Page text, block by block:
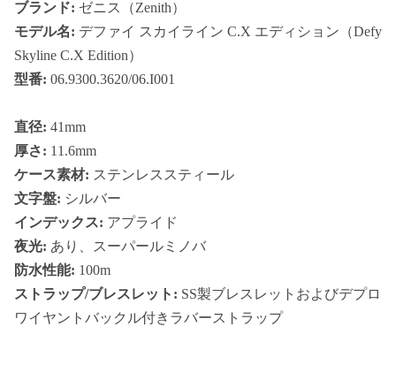
ブランド: ゼニス（Zenith）
モデル名: デファイ スカイライン C.X エディション（Defy
Skyline C.X Edition）
型番: 06.9300.3620/06.I001
直径: 41mm
厚さ: 11.6mm
ケース素材: ステンレススティール
文字盤: シルバー
インデックス: アプライド
夜光: あり、スーパールミノバ
防水性能: 100m
ストラップ/ブレスレット: SS製ブレスレットおよびデプロ
ワイヤントバックル付きラバーストラップ